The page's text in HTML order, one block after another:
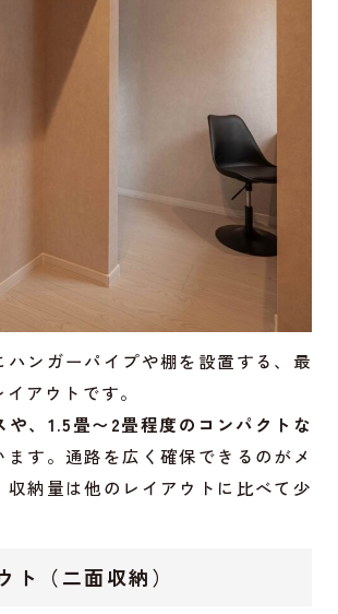
ハンガーパイプや棚を設置する、最
アウトです。
や、1.5畳〜2畳程度のコンパクトな
ます。通路を広く確保できるのがメ
収納量は他のレイアウトに比べて少
ト（二面収納）